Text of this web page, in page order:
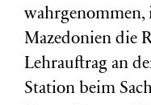
wahrgenommen,
Mazedonien die
Lehrauftrag an
Station beim